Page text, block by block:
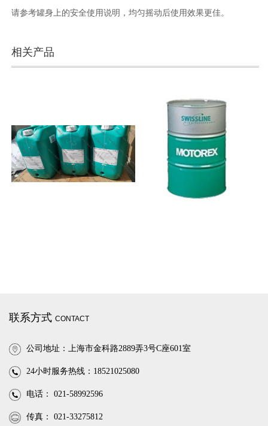
请参考罐身上的安全使用说明，均匀摇动后使用效果更佳。
相关产品
联系方式 CONTACT
公司地址：上海市金科路2889弄3号C座601室
24小时服务热线：18521025080
电话： 021-58992596
传真： 021-33275812